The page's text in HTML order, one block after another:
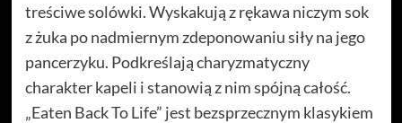
treściwe solówki. Wyskakują z rękawa niczym sok
z żuka po nadmiernym zdeponowaniu siły na jego
pancerzyku. Podkreślają charyzmatyczny
charakter kapeli i stanowią z nim spójną całość.
„Eaten Back To Life” jest bezsprzecznym klasykiem